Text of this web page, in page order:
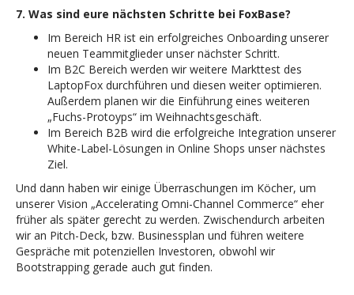
7. Was sind eure nächsten Schritte bei FoxBase?
Im Bereich HR ist ein erfolgreiches Onboarding unserer
neuen Teammitglieder unser nächster Schritt.
Im B2C Bereich werden wir weitere Markttest des
LaptopFox durchführen und diesen weiter optimieren.
Außerdem planen wir die Einführung eines weiteren
„Fuchs-Protoyps“ im Weihnachtsgeschäft.
Im Bereich B2B wird die erfolgreiche Integration unserer
White-Label-Lösungen in Online Shops unser nächstes
Ziel.
Und dann haben wir einige Überraschungen im Köcher, um
unserer Vision „Accelerating Omni-Channel Commerce“ eher
früher als später gerecht zu werden. Zwischendurch arbeiten
wir an Pitch-Deck, bzw. Businessplan und führen weitere
Gespräche mit potenziellen Investoren, obwohl wir
Bootstrapping gerade auch gut finden.